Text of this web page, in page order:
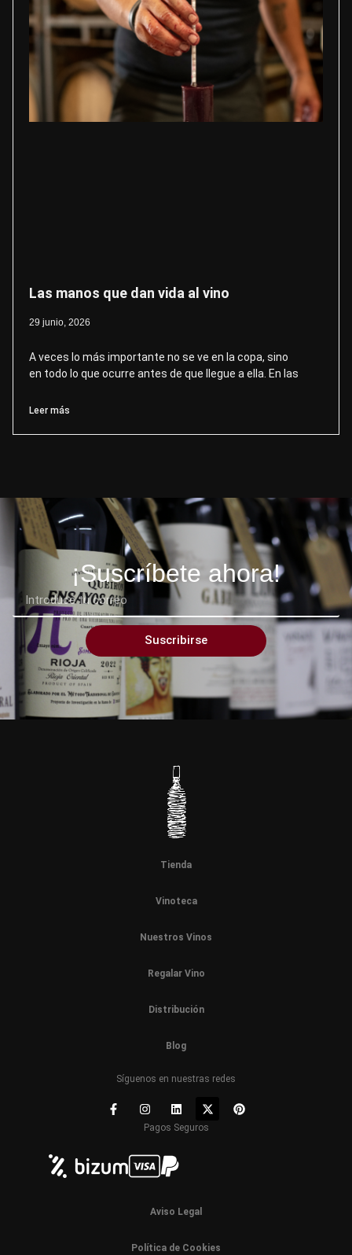
Las manos que dan vida al vino
29 junio, 2026
A veces lo más importante no se ve en la copa, sino
en todo lo que ocurre antes de que llegue a ella. En las
Leer más
¡Suscríbete ahora!
Suscribirse
Tienda
Vinoteca
Nuestros Vinos
Regalar Vino
Distribución
Blog
Síguenos en nuestras redes
Pagos Seguros
Aviso Legal
Política de Cookies